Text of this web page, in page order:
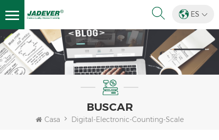
ES
BUSCAR
Casa Digital-Electronic-Counting-Scale